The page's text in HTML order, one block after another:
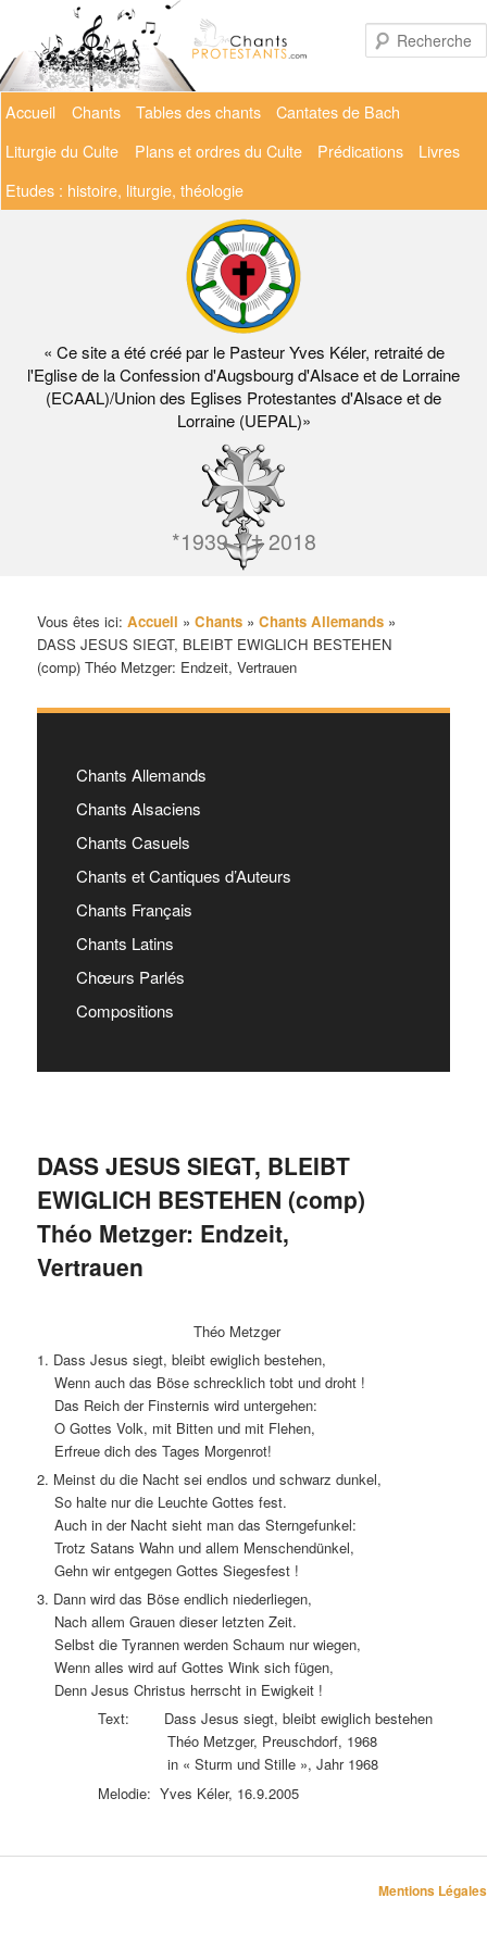
contenu
principal
« Ce site a été créé par le Pasteur Yves Kéler, retraité de
l'Eglise de la Confession d'Augsbourg d'Alsace et de Lorraine
(ECAAL)/Union des Eglises Protestantes d'Alsace et de
Lorraine (UEPAL)»
*1939 – † 2018
Menu
Accueil Chants Tables des chants
Cantates de Bach
Liturgie du Culte
Plans et ordres du Culte Prédications
Livres
Etudes : histoire, liturgie, théologie
DASS JESUS SIEGT, BLEIBT
EWIGLICH BESTEHEN (comp)
Théo Metzger: Endzeit,
Vertrauen
Théo Metzger
1. Dass Jesus siegt, bleibt ewiglich bestehen,
Wenn auch das Böse schrecklich tobt und droht !
Das Reich der Finsternis wird untergehen:
O Gottes Volk, mit Bitten und mit Flehen,
Erfreue dich des Tages Morgenrot!
2. Meinst du die Nacht sei endlos und schwarz dunkel,
So halte nur die Leuchte Gottes fest.
Auch in der Nacht sieht man das Sterngefunkel:
Trotz Satans Wahn und allem Menschendünkel,
Gehn wir entgegen Gottes Siegesfest !
3. Dann wird das Böse endlich niederliegen,
Nach allem Grauen dieser letzten Zeit.
Selbst die Tyrannen werden Schaum nur wiegen,
Wenn alles wird auf Gottes Wink sich fügen,
Denn Jesus Christus herrscht in Ewigkeit !
Text: Dass Jesus siegt, bleibt ewiglich bestehen
Théo Metzger, Preuschdorf, 1968
in « Sturm und Stille », Jahr 1968
Melodie: Yves Kéler, 16.9.2005
Vous êtes ici:Accueil »Chants »Chants Allemands »
DASS JESUS SIEGT, BLEIBT EWIGLICH BESTEHEN
(comp) Théo Metzger: Endzeit, Vertrauen
Chants Allemands
Chants Alsaciens
Chants Casuels
Chants et Cantiques d’Auteurs
Chants Français
Chants Latins
Chœurs Parlés
Compositions
Mentions Légales